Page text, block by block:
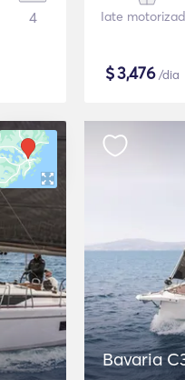
4 Iate
$3,476/dia
Bavaria